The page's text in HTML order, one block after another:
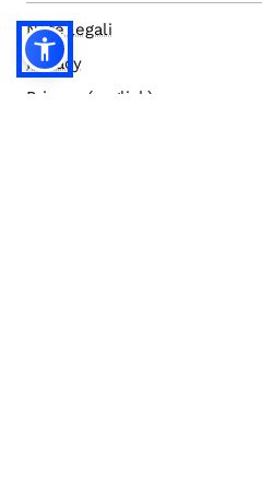
Note legali
Privacy
Privacy (english)